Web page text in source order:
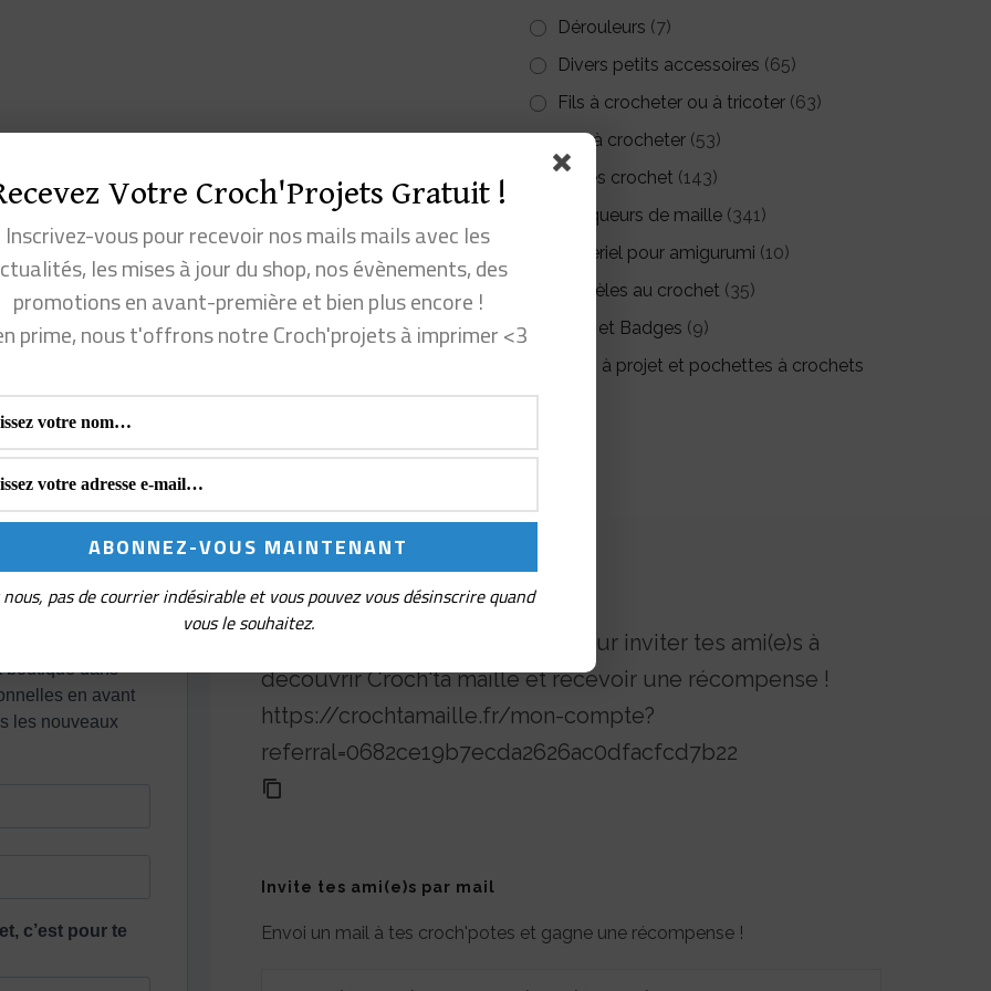
Dérouleurs (7)
Divers petits accessoires (65)
Fils à crocheter ou à tricoter (63)
Kits à crocheter (53)
Livres crochet (143)
Marqueurs de maille (341)
Matériel pour amigurumi (10)
Modèles au crochet (35)
Pin's et Badges (9)
Sacs à projet et pochettes à crochets
(26)
Parrainage
Partage ton lien de référence pour inviter tes ami(e)s à
découvrir Croch'ta maille et recevoir une récompense !
https://crochtamaille.fr/mon-compte?
referral=0682ce19b7ecda2626ac0dfacfcd7b22
Invite tes ami(e)s par mail
Envoi un mail à tes croch'potes et gagne une récompense !
Votre Croch'Projets Gratuit !
Inscrivez-vous pour recevoir nos mails mails avec les
les mises à jour du shop, nos évènements, des
promotions en avant-première et bien plus encore !
prime, nous t'offrons notre Croch'projets à imprimer <3
pas de courrier indésirable et vous pouvez vous désinscrire quand
vous le souhaitez.